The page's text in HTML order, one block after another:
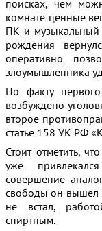
поисках, чем
комнате ценные
ПК и музыкальный
рождения
оперативно
злоумышленника
По факту
возбуждено
второе
статье 158 УК РФ
Стоит отметить,
уже
совершение
свободы он вышел
не встал,
спиртным.